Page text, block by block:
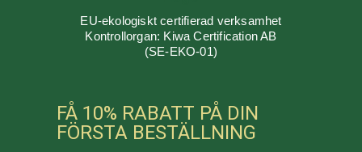
EU-ekologiskt certifierad verksamhet
Kontrollorgan: Kiwa Certification AB
(SE-EKO-01)
FÅ 10% RABATT PÅ DIN
FÖRSTA BESTÄLLNING